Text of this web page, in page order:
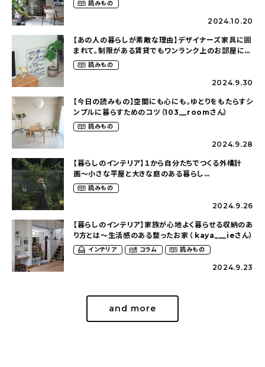
読みもの
2024.10.20
【あの人の暮らしが素敵な理由】デザイナーズ家具に囲
まれて。制限がある賃貸でもワンランク上のお部屋に〜
狭くても好きな暮らしのこと（_____chika708さん）
読みもの
2024.9.30
【今日の読みもの】空間にも心にも。ゆとりをもたらすシ
ンプルに暮らすためのコツ（103__roomさん）
読みもの
2024.9.28
【暮らしのインテリア】１から自分たちでつくる外構計
画〜小さな平屋と大きな庭のある暮らし
（tsumikiniwaさん）
読みもの
2024.9.26
【暮らしのインテリア】家族が心地よく暮らせる収納のあ
り方とは〜生活感のある整ったお家（ kaya___ieさん）
インテリア コラム 読みもの
2024.9.23
and more